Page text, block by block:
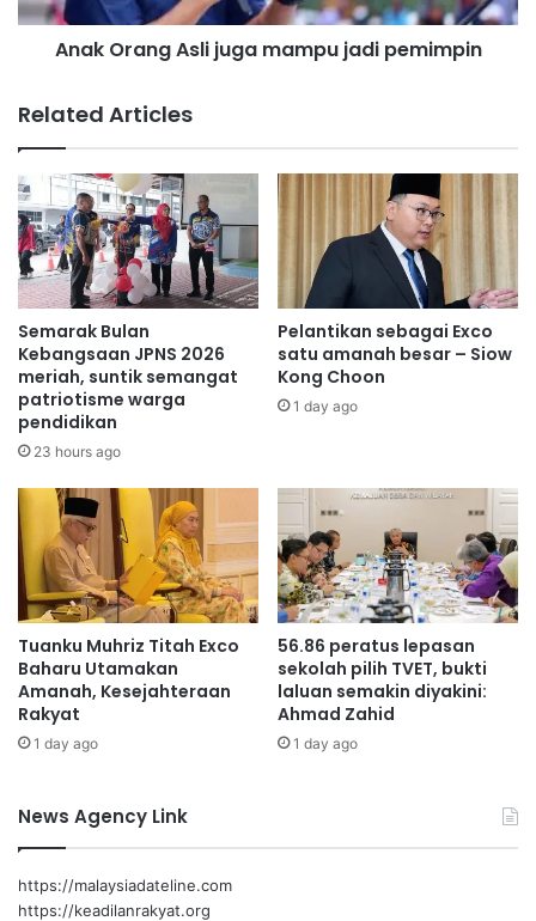
kebangsaan sempena jendela FIFA dan akan layak untuk
dipilih bagi perlawanan Kelayakan Piala Asia AFC
u
S
U
K
N
E
S
2
0
2
5
g
i
j
u
g
a
m
a
m
p
u
j
a
d
i
e
m
m
p
i
n
Anak Orang Asli juga mampu jadi pemimpin
Related Articles
Semarak Bulan
Kebangsaan JPNS 2026
meriah, suntik semangat
patriotisme warga
pendidikan
23 hours ago
Pelantikan sebagai Exco
satu amanah besar – Siow
Kong Choon
1 day ago
Tuanku Muhriz Titah Exco
Baharu Utamakan
Amanah, Kesejahteraan
Rakyat
1 day ago
56.86 peratus lepasan
sekolah pilih TVET, bukti
laluan semakin diyakini:
Ahmad Zahid
1 day ago
News Agency Link
https://malaysiadateline.com
https://keadilanrakyat.org